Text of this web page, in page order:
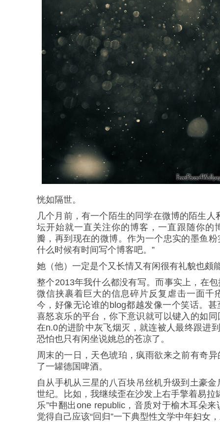
恍如隔世。
几个月前，有一个陌生的同学在微博的陌生人
坛开始就一直关注你的博客，一直跟随你的
瓣，再到现在的微博。作为一个忠实的墨鱼
什么时候有时间写个博客吧。”
她（他）一定是个又长情又有闲很有礼貌也颇
整个2013年我什么都没有写。而事实上，在
微信挟裹着巨大的信息碎片反复虐击一面千
今，好像无论谁的blog都越发像一个笑话。
喜怒哀乐的平台，你下意识就可以键入的如
在n.0的进阶中灰飞烟灭，就连被人最终跟进
恐怕也只有闲坐说姚总的苍凉了。
周末的一日，天色琥珀，疯雨欲来之前有奇
了一罐德国啤酒。
自从手机从三星的八百块吊丝机升级到土豪
世纪。比如，我继续歪在沙发上右手擎着易拉
乐”中翻出one republic，音质对于榆木耳朵
觉得自己应该“回归”一下典型性文学中年妇女